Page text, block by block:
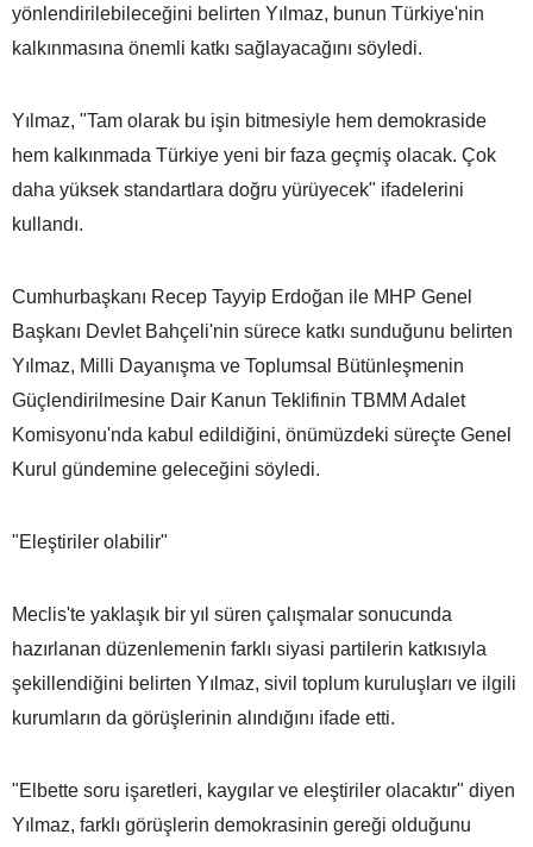
yönlendirilebileceğini belirten Yılmaz, bunun Türkiye'nin
kalkınmasına önemli katkı sağlayacağını söyledi.
Yılmaz, "Tam olarak bu işin bitmesiyle hem demokraside
hem kalkınmada Türkiye yeni bir faza geçmiş olacak. Çok
daha yüksek standartlara doğru yürüyecek" ifadelerini
kullandı.
Cumhurbaşkanı Recep Tayyip Erdoğan ile MHP Genel
Başkanı Devlet Bahçeli'nin sürece katkı sunduğunu belirten
Yılmaz, Milli Dayanışma ve Toplumsal Bütünleşmenin
Güçlendirilmesine Dair Kanun Teklifinin TBMM Adalet
Komisyonu'nda kabul edildiğini, önümüzdeki süreçte Genel
Kurul gündemine geleceğini söyledi.
"Eleştiriler olabilir"
Meclis'te yaklaşık bir yıl süren çalışmalar sonucunda
hazırlanan düzenlemenin farklı siyasi partilerin katkısıyla
şekillendiğini belirten Yılmaz, sivil toplum kuruluşları ve ilgili
kurumların da görüşlerinin alındığını ifade etti.
"Elbette soru işaretleri, kaygılar ve eleştiriler olacaktır" diyen
Yılmaz, farklı görüşlerin demokrasinin gereği olduğunu